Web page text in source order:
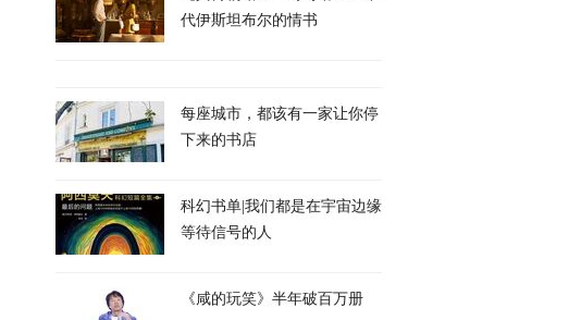
代伊斯坦布尔的情书
每座城市，都该有一家让你停
下来的书店
科幻书单|我们都是在宇宙边缘
等待信号的人
《咸的玩笑》半年破百万册